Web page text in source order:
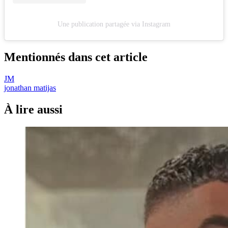
Une publication partagée via Instagram
Mentionnés dans cet article
JM
jonathan matijas
À lire aussi